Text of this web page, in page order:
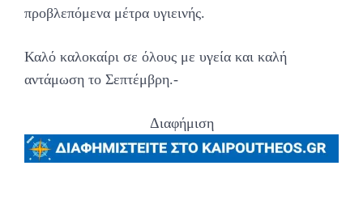
προβλεπόμενα μέτρα υγιεινής.
Καλό καλοκαίρι σε όλους με υγεία και καλή
αντάμωση το Σεπτέμβρη.-
Διαφήμιση